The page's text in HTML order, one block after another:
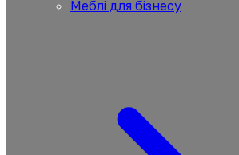
Меблі для бізнесу